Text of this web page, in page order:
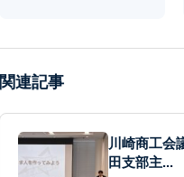
関連記事
川崎商工会
田支部主...